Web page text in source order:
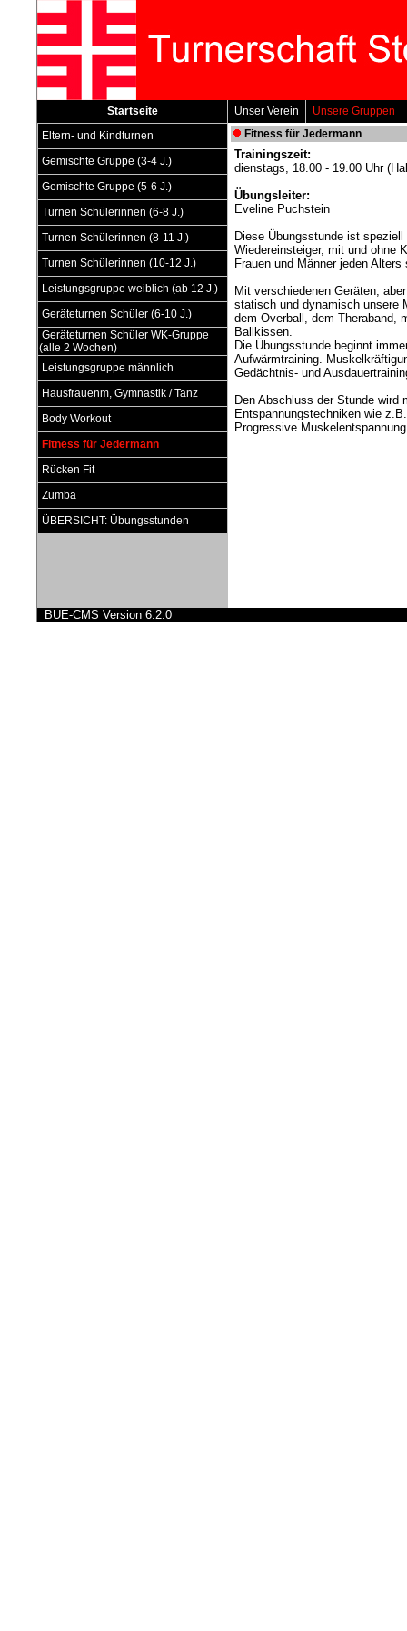
Startseite Unser Verein Unsere Gruppen
Eltern- und Kindturnen
Gemischte Gruppe (3-4 J.)
Gemischte Gruppe (5-6 J.)
Turnen Schülerinnen (6-8 J.)
Turnen Schülerinnen (8-11 J.)
Turnen Schülerinnen (10-12 J.)
Leistungsgruppe weiblich (ab 12 J.)
Geräteturnen Schüler (6-10 J.)
Geräteturnen Schüler WK-Gruppe
(alle 2 Wochen)
Leistungsgruppe männlich
Hausfrauenm, Gymnastik / Tanz
Body Workout
Fitness für Jedermann
Rücken Fit
Zumba
ÜBERSICHT: Übungsstunden
Fitness für Jedermann
Trainingszeit:
dienstags, 18.00 - 19.00 Uhr
Übungsleiter:
Eveline Puchstein
Diese Übungsstunde ist speziell
Wiedereinsteiger, mit und ohne
Frauen und Männer jeden
Mit verschiedenen Geräten,
statisch und dynamisch unsere
dem Overball, dem Theraband,
Ballkissen.
Die Übungsstunde beginnt
Aufwärmtraining.
Gedächtnis- und
Den Abschluss der Stunde wird
Entspannungstechniken wie
Progressive
BUE-CMS Version 6.2.0